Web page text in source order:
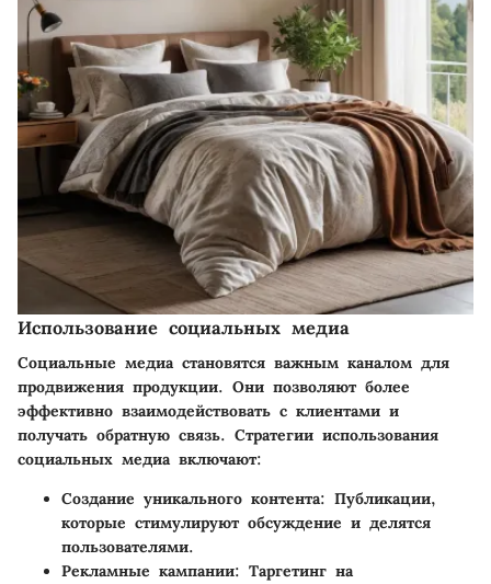
Использование социальных медиа
Социальные медиа становятся важным каналом для
продвижения продукции. Они позволяют более
эффективно взаимодействовать с клиентами и
получать обратную связь. Стратегии использования
социальных медиа включают:
Создание уникального контента: Публикации,
которые стимулируют обсуждение и делятся
пользователями.
Рекламные кампании: Таргетинг на